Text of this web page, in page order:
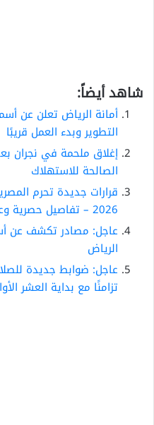
شاهد أيضاً:
أمانة الرياض تعلن عن
التطوير وبدء العمل قريبًا
الصالحة للاستهلاك
2026 – تفاصيل حصرية وعاجلة
عاجل: مصادر تكشف عن
الرياض
عاجل: ضوابط جديدة
تزامنًا مع بداية العشر